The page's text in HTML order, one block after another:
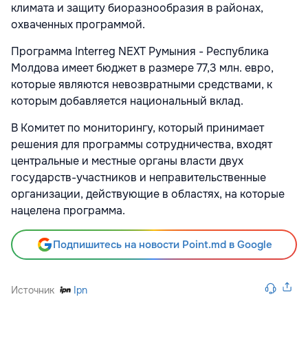
климата и защиту биоразнообразия в районах,
охваченных программой.
Программа Interreg NEXT Румыния - Республика
Молдова имеет бюджет в размере 77,3 млн. евро,
которые являются невозвратными средствами, к
которым добавляется национальный вклад.
В Комитет по мониторингу, который принимает
решения для программы сотрудничества, входят
центральные и местные органы власти двух
государств-участников и неправительственные
организации, действующие в областях, на которые
нацелена программа.
Подпишитесь на новости Point.md в Google
Источник Ipn